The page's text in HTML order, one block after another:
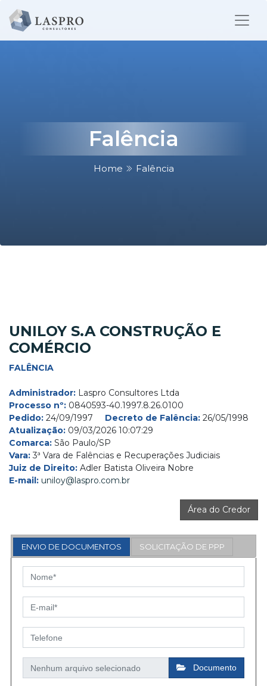
Falência
Home Falência
UNILOY S.A CONSTRUÇÃO E
COMÉRCIO
FALÊNCIA
Administrador: Laspro Consultores Ltda
Processo nº: 0840593-40.1997.8.26.0100
Pedido: 24/09/1997 Decreto de Falência: 26/05/1998
Atualização: 09/03/2026 10:07:29
Comarca: São Paulo/SP
Vara:3ª Vara de Falências e Recuperações Judiciais
Juiz de Direito: Adler Batista Oliveira Nobre
E-mail: uniloy@laspro.com.br
Área do Credor
ENVIO DE DOCUMENTOS SOLICITAÇÃO DE PPP
Documento